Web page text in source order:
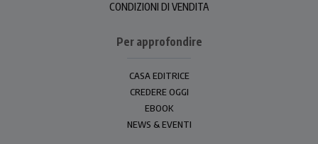
CONDIZIONI DI VENDITA
Per approfondire
CASA EDITRICE
CREDERE OGGI
EBOOK
NEWS & EVENTI